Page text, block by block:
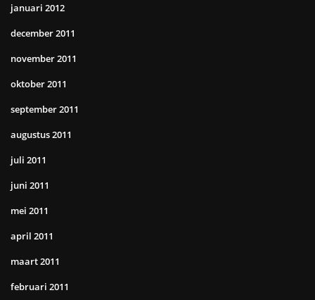
januari 2012
december 2011
november 2011
oktober 2011
september 2011
augustus 2011
juli 2011
juni 2011
mei 2011
april 2011
maart 2011
februari 2011